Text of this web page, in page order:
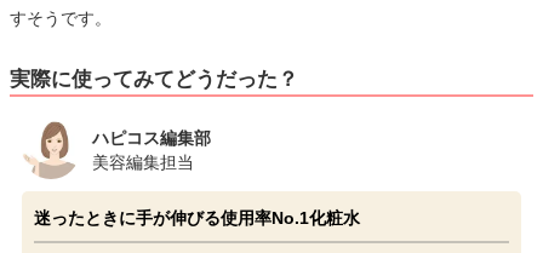
すそうです。
実際に使ってみてどうだった？
ハピコス編集部
美容編集担当
迷ったときに手が伸びる使用率No.1化粧水